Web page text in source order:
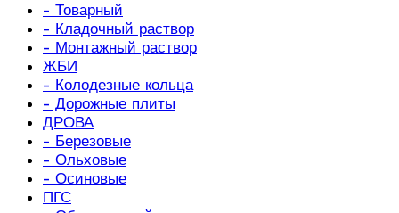
- Товарный
- Кладочный раствор
- Монтажный раствор
ЖБИ
- Колодезные кольца
- Дорожные плиты
ДРОВА
- Березовые
- Ольховые
- Осиновые
ПГС